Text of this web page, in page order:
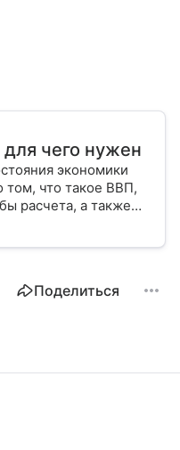
для чего нужен
экономики
том, что такое ВВП,
расчета, а также
валового
Поделиться